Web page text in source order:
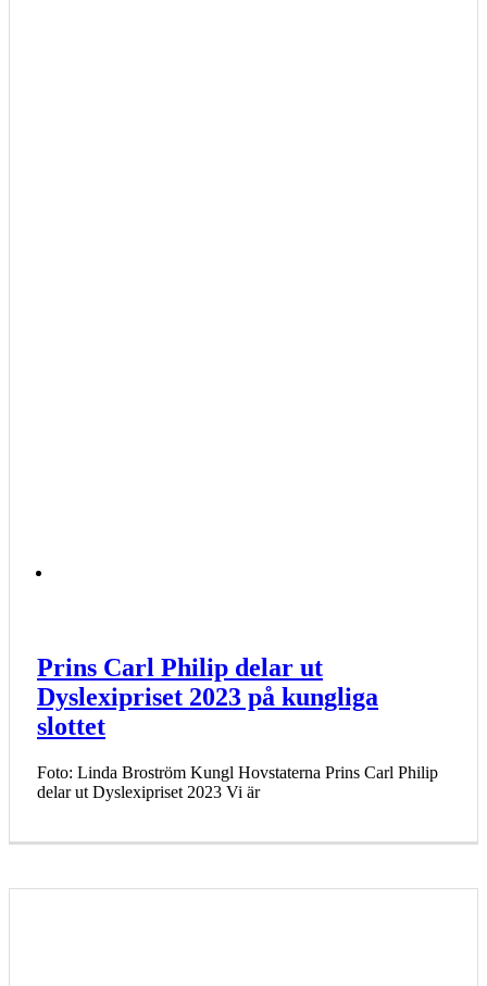
Prins Carl Philip delar ut
Dyslexipriset 2023 på kungliga
slottet
Foto: Linda Broström Kungl Hovstaterna Prins Carl Philip
delar ut Dyslexipriset 2023 Vi är